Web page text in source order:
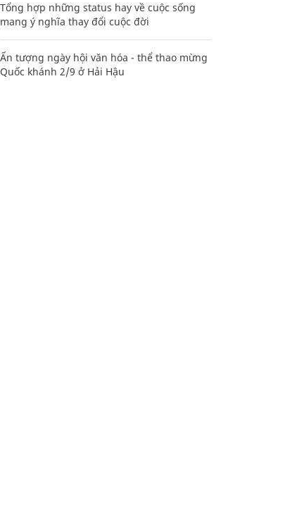
Tổng hợp những status hay về cuộc sống
mang ý nghĩa thay đổi cuộc đời
Ấn tượng ngày hội văn hóa - thể thao mừng
Quốc khánh 2/9 ở Hải Hậu